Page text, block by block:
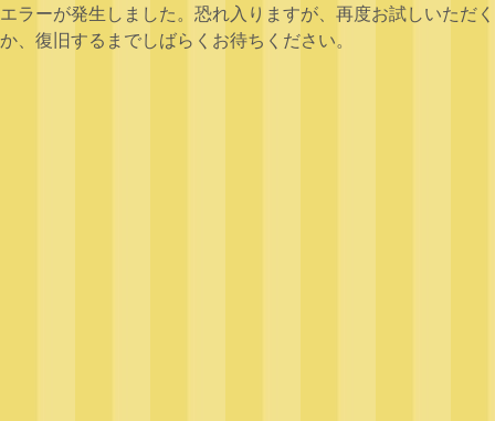
エラーが発生しました。恐れ入りますが、再度お試しいただく
か、復旧するまでしばらくお待ちください。